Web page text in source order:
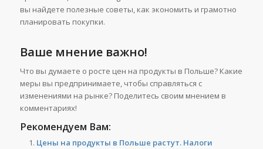
вы найдете полезные советы, как экономить и грамотно
планировать покупки.
Ваше мнение важно!
Что вы думаете о росте цен на продукты в Польше? Какие
меры вы предпринимаете, чтобы справляться с
изменениями на рынке? Поделитесь своим мнением в
комментариях!
Рекомендуем Вам:
Цены на продукты в Польше растут. Налоги